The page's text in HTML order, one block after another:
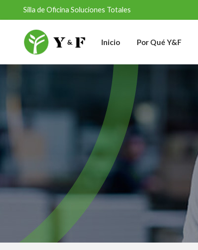
Silla de Oficina Soluciones Totales
Inicio Por Qué Y&F